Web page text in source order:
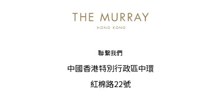
聯繫我們
中國香港特別行政區中環
紅棉路22號